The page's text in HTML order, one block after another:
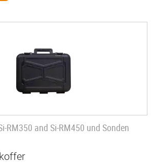
RM350 and Si-RM450 und Sonden